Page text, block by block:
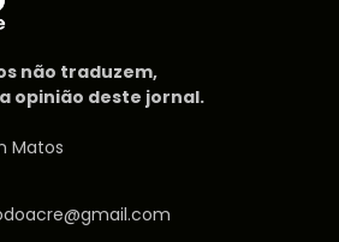
não traduzem,
opinião deste jornal.
Matos